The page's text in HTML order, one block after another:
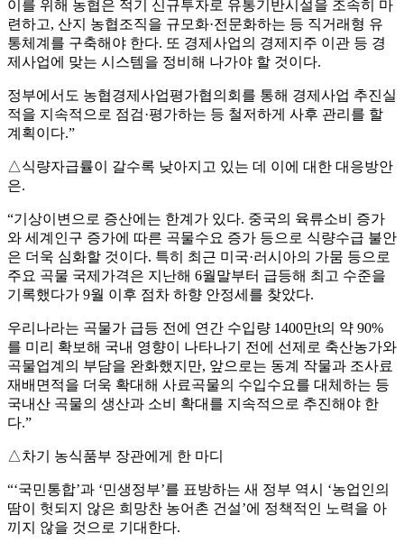
이를 위해 농협은 적기 신규투자로 유통기반시설을 조속히 마
련하고, 산지 농협조직을 규모화·전문화하는 등 직거래형 유
통체계를 구축해야 한다. 또 경제사업의 경제지주 이관 등 경
제사업에 맞는 시스템을 정비해 나가야 할 것이다.
정부에서도 농협경제사업평가협의회를 통해 경제사업 추진실
적을 지속적으로 점검·평가하는 등 철저하게 사후 관리를 할
계획이다.”
△식량자급률이 갈수록 낮아지고 있는 데 이에 대한 대응방안
은.
“기상이변으로 증산에는 한계가 있다. 중국의 육류소비 증가
와 세계인구 증가에 따른 곡물수요 증가 등으로 식량수급 불안
은 더욱 심화할 것이다. 특히 최근 미국·러시아의 가뭄 등으로
주요 곡물 국제가격은 지난해 6월말부터 급등해 최고 수준을
기록했다가 9월 이후 점차 하향 안정세를 찾았다.
우리나라는 곡물가 급등 전에 연간 수입량 1400만t의 약 90%
를 미리 확보해 국내 영향이 나타나기 전에 선제로 축산농가와
곡물업계의 부담을 완화했지만, 앞으로는 동계 작물과 조사료
재배면적을 더욱 확대해 사료곡물의 수입수요를 대체하는 등
국내산 곡물의 생산과 소비 확대를 지속적으로 추진해야 한
다.”
△차기 농식품부 장관에게 한 마디
“‘국민통합’과 ‘민생정부’를 표방하는 새 정부 역시 ‘농업인의
땀이 헛되지 않은 희망찬 농어촌 건설’에 정책적인 노력을 아
끼지 않을 것으로 기대한다.